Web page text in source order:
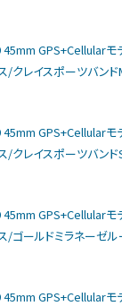
GPS+Cellularモ
/クレイスポーツバン
GPS+Cellularモ
/クレイスポーツバンド
GPS+Cellularモ
/ゴールドミラネーゼル
GPS+Cellularモ